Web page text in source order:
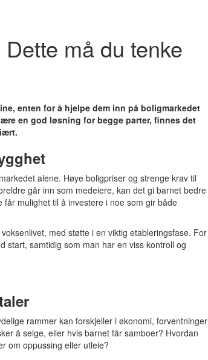
må du tenke
enten for å hjelpe dem inn på boligmarkedet
en god løsning for begge parter, finnes det
alene. Høye boligpriser og strenge krav til
går inn som medeiere, kan det gi barnet bedre
mulighet til å investere i noe som gir både
med støtte i en viktig etableringsfase. For
samtidig som man har en viss kontroll og
rammer kan forskjeller i økonomi, forventninger
å selge, eller hvis barnet får samboer? Hvordan
om oppussing eller utleie?